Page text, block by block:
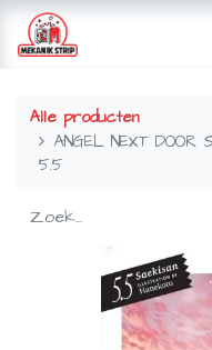
Alle producten
ANGEL NEXT DOOR
5.5